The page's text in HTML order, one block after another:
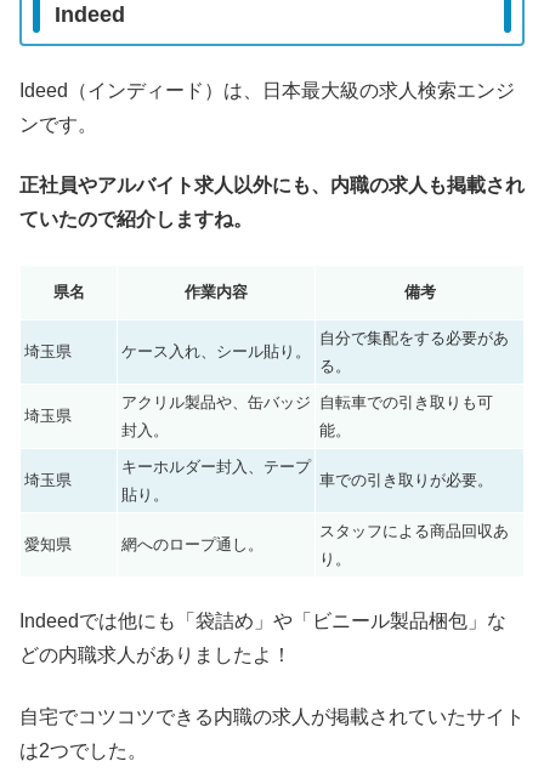
Indeed
Ideed（インディード）は、日本最大級の求人検索エンジ
ンです。
正社員やアルバイト求人以外にも、内職の求人も掲載され
ていたので紹介しますね。
県名 作業内容 備考
埼玉県 ケース入れ、シール貼り。
自分で集配をする必要があ
る。
埼玉県
アクリル製品や、缶バッジ
封入。
自転車での引き取りも可
能。
埼玉県
キーホルダー封入、テープ
貼り。
車での引き取りが必要。
愛知県 網へのロープ通し。
スタッフによる商品回収あ
り。
Indeedでは他にも「袋詰め」や「ビニール製品梱包」な
どの内職求人がありましたよ！
自宅でコツコツできる内職の求人が掲載されていたサイト
は2つでした。